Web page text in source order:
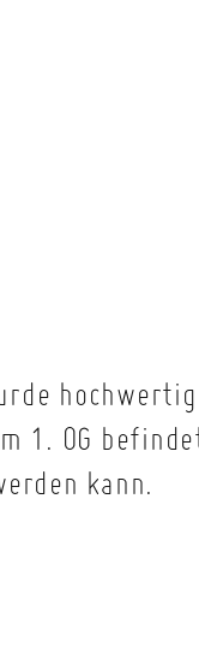
1. OG
kann.